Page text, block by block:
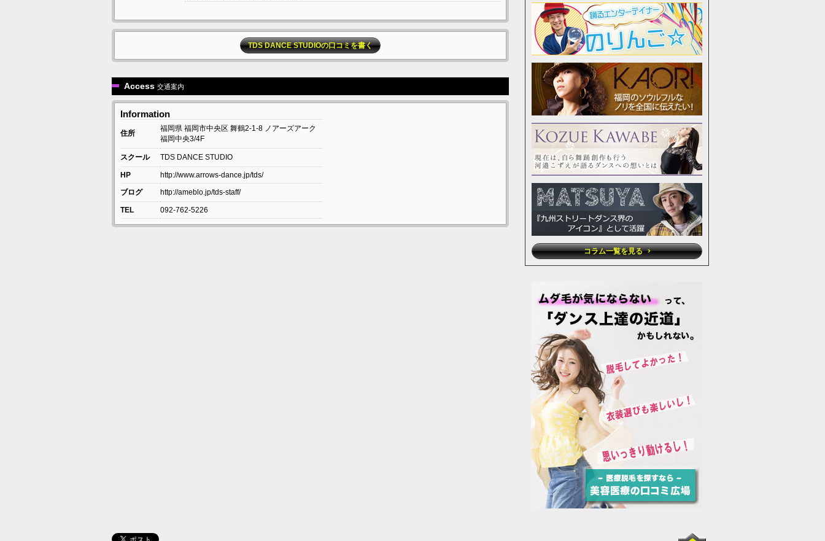
TDS DANCE STUDIOの口コミを書く
Access 交通案内
Information
住所
福岡県 福岡市中央区 舞鶴2-1-8 ノアーズアーク
福岡中央3/4F
スクール TDS DANCE STUDIO
HP
http://www.arrows-dance.jp/tds/
ブログ
http://ameblo.jp/tds-staff/
TEL 092-762-5226
コラム一覧を見る